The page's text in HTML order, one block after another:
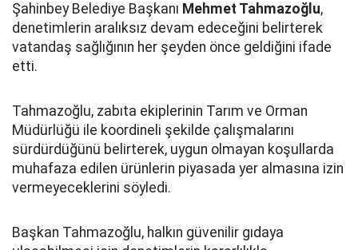
Şahinbey Belediye Başkanı Mehmet Tahmazoğlu,
denetimlerin aralıksız devam edeceğini belirterek
vatandaş sağlığının her şeyden önce geldiğini ifade
etti.
Tahmazoğlu, zabıta ekiplerinin Tarım ve Orman
Müdürlüğü ile koordineli şekilde çalışmalarını
sürdürdüğünü belirterek, uygun olmayan koşullarda
muhafaza edilen ürünlerin piyasada yer almasına izin
vermeyeceklerini söyledi.
Başkan Tahmazoğlu, halkın güvenilir gıdaya